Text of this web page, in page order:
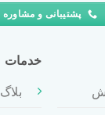
پشتیبانی و مشاوره
خدمات
بلاگ